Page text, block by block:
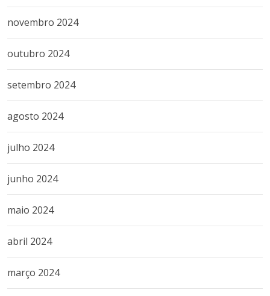
novembro 2024
outubro 2024
setembro 2024
agosto 2024
julho 2024
junho 2024
maio 2024
abril 2024
março 2024